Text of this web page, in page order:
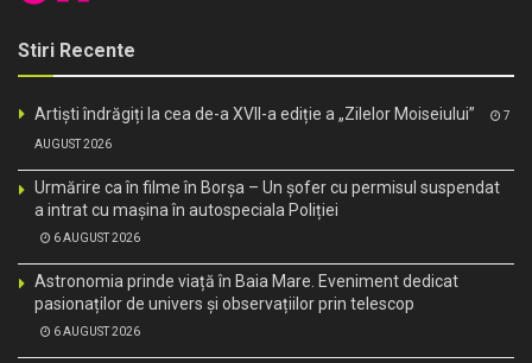
Stiri Recente
Artiști îndrăgiți la cea de-a XVII-a ediție a „Zilelor Moiseiului” 7
AUGUST 2026
Urmărire ca în filme în Borșa – Un șofer cu permisul suspendat
a intrat cu mașina în autospeciala Poliției
6 AUGUST 2026
Astronomia prinde viață în Baia Mare. Eveniment dedicat
pasionaților de univers și observațiilor prin telescop
6 AUGUST 2026